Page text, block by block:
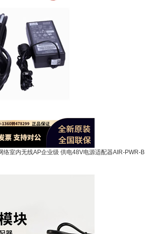
络室内无线AP企业级 供电48V电源适配器AIR-PWR-B